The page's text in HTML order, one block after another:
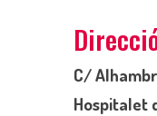
C/
Hospitalet